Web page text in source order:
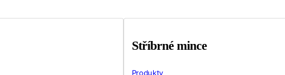
Stříbrné mince
Produkty